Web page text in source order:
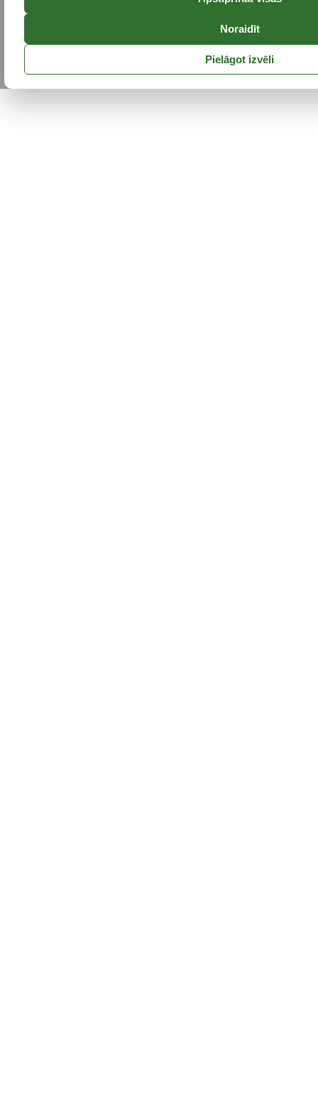
Noraidīt
Pielāgot izvēli